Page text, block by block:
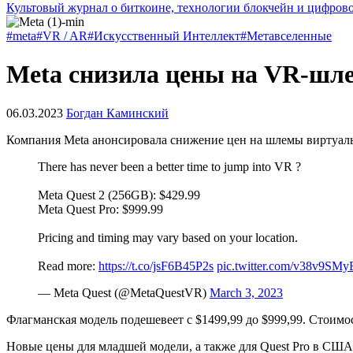
Культовый журнал о биткоине, технологии блокчейн и
#meta#VR / AR#Искусственный Интеллект#Метавселенные
Meta снизила цены на VR-
06.03.2023 Богдан Каминский
Компания Meta анонсировала снижение цен на шлемы
There has never been a better time to jump into VR ?
Meta Quest 2 (256GB): $429.99
Meta Quest Pro: $999.99
Pricing and timing may vary based on your location.
Read more: https://t.co/jsF6B45P2s pic.twitter.com/
— Meta Quest (@MetaQuestVR) March 3, 2023
Флагманская модель подешевеет с $1499,99 до $999,99.
Новые цены для младшей модели, а также для Quest Pro в США